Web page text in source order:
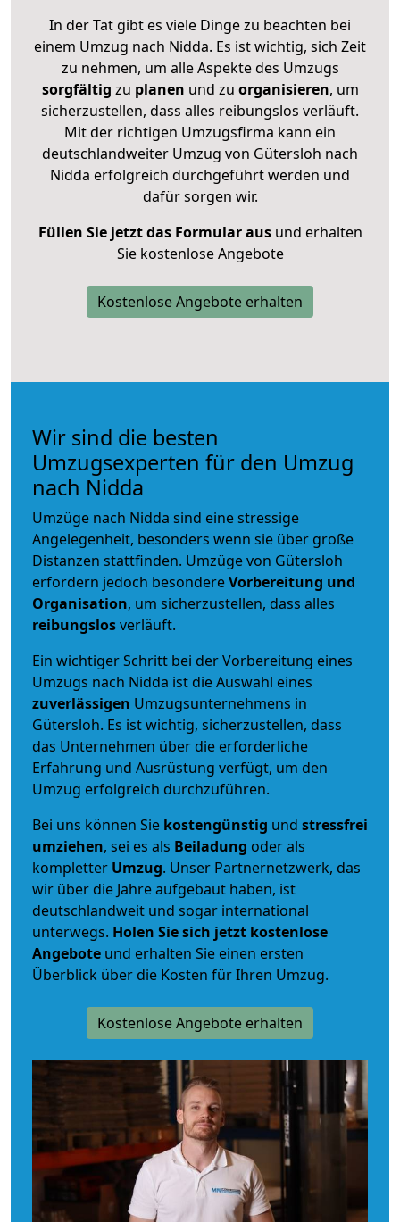
In der Tat gibt es viele Dinge zu beachten bei
einem Umzug nach Nidda. Es ist wichtig, sich Zeit
zu nehmen, um alle Aspekte des Umzugs
sorgfältig zu planen und zu organisieren, um
sicherzustellen, dass alles reibungslos verläuft.
Mit der richtigen Umzugsfirma kann ein
deutschlandweiter Umzug von Gütersloh nach
Nidda erfolgreich durchgeführt werden und
dafür sorgen wir.
Füllen Sie jetzt das Formular ausund erhalten
Sie kostenlose Angebote
Kostenlose Angebote erhalten
Wir sind die besten
Umzugsexperten für den Umzug
nach Nidda
Umzüge nach Nidda sind eine stressige
Angelegenheit, besonders wenn sie über große
Distanzen stattfinden. Umzüge von Gütersloh
erfordern jedoch besondereVorbereitung und
Organisation, um sicherzustellen, dass alles
reibungslosverläuft.
Ein wichtiger Schritt bei der Vorbereitung eines
Umzugs nach Nidda ist die Auswahl eines
zuverlässigen Umzugsunternehmens in
Gütersloh. Es ist wichtig, sicherzustellen, dass
das Unternehmen über die erforderliche
Erfahrung und Ausrüstung verfügt, um den
Umzug erfolgreich durchzuführen.
Bei uns können Sie kostengünstig und stressfrei
umziehen, sei es als Beiladung oder als
kompletter Umzug. Unser Partnernetzwerk, das
wir über die Jahre aufgebaut haben, ist
deutschlandweit und sogar international
unterwegs. Holen Sie sich jetzt kostenlose
Angebote und erhalten Sie einen ersten
Überblick über die Kosten für Ihren Umzug.
Kostenlose Angebote erhalten